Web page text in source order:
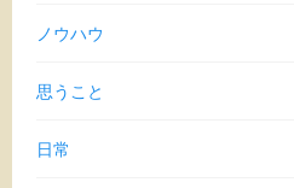
ノウハウ
思うこと
日常